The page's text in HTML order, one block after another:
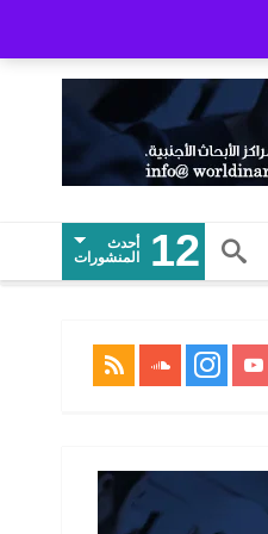
12
أحدث
المنشورات